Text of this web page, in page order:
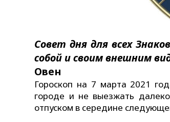
Совет дня для всех
собой и своим внешним
Овен
Гороскоп на 7 марта 2021
городе и не выезжать
отпуском в середине